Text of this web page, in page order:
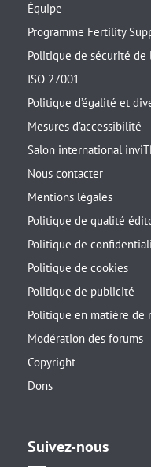
Équipe
Programme Fertility
Politique de sécurité de
ISO 27001
Politique d’égalité et
Mesures d’accessibilité
Salon international
Nous contacter
Mentions légales
Politique de qualité
Politique de
Politique de cookies
Politique de publicité
Politique en matière de
Modération des forums
Copyright
Dons
Suivez-nous